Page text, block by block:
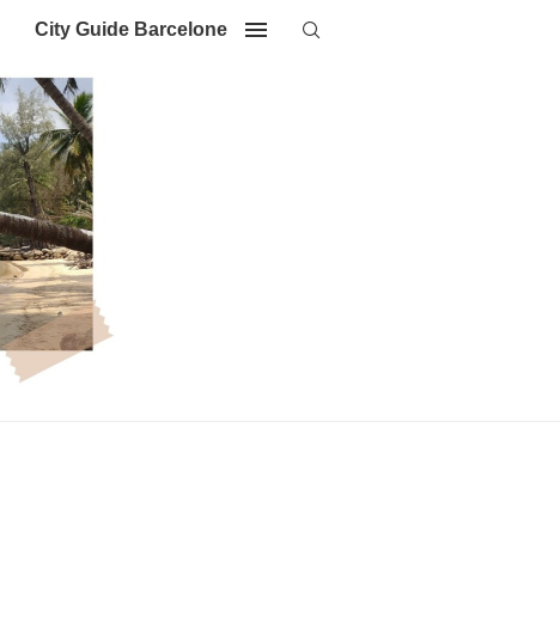
City Guide Barcelone